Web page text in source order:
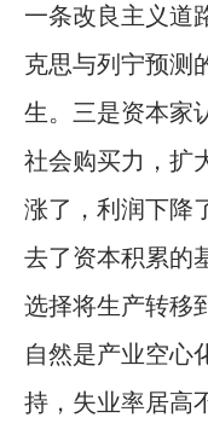
一条改良主义道
克思与列宁预测
生。三是资本家
社会购买力，扩
涨了，利润下降
去了资本积累的
选择将生产转移
自然是产业空心
持，失业率居高